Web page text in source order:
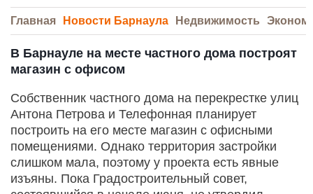
Главная Новости Барнаула Недвижимость
В Барнауле на месте частного дома построят
магазин с офисом
Собственник частного дома на перекрестке улиц
Антона Петрова и Телефонная планирует
построить на его месте магазин с офисными
помещениями. Однако территория застройки
слишком мала, поэтому у проекта есть явные
изъяны. Пока Градостроительный совет,